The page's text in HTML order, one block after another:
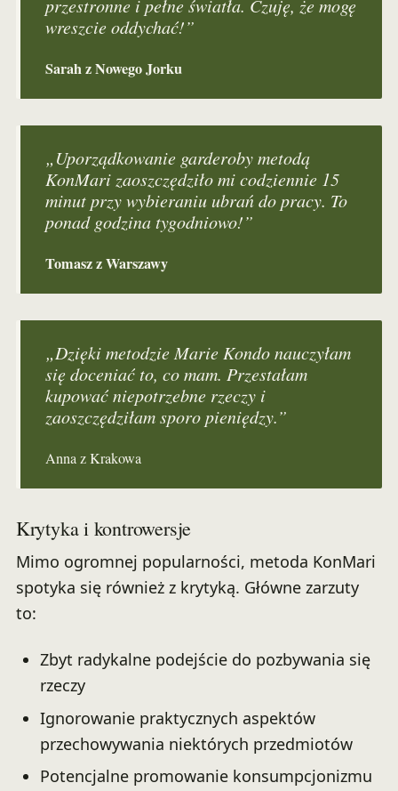
przestronne i pełne światła. Czuję, że mogę
wreszcie oddychać!”
Sarah z Nowego Jorku
„Uporządkowanie garderoby metodą
KonMari zaoszczędziło mi codziennie 15
minut przy wybieraniu ubrań do pracy. To
ponad godzina tygodniowo!”
Tomasz z Warszawy
„Dzięki metodzie Marie Kondo nauczyłam
się doceniać to, co mam. Przestałam
kupować niepotrzebne rzeczy i
zaoszczędziłam sporo pieniędzy.”
Anna z Krakowa
Krytyka i kontrowersje
Mimo ogromnej popularności, metoda KonMari
spotyka się również z krytyką. Główne zarzuty
to:
Zbyt radykalne podejście do pozbywania się
rzeczy
Ignorowanie praktycznych aspektów
przechowywania niektórych przedmiotów
Potencjalne promowanie konsumpcjonizmu